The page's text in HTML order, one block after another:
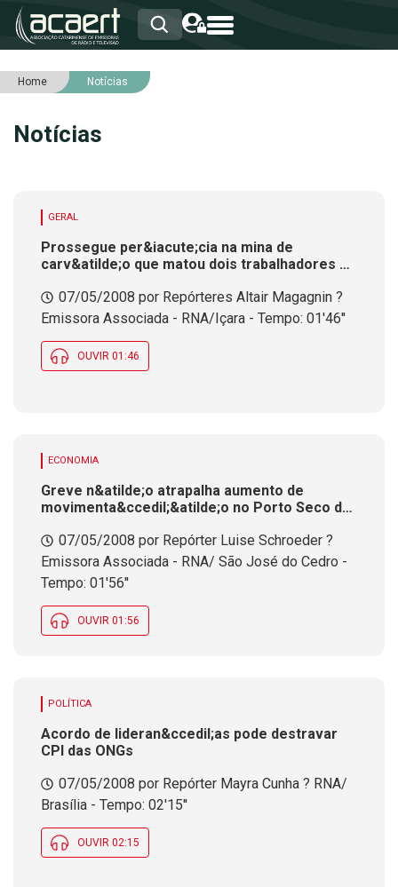
HOME
ASSOCIADOS
SERVIÇOS
Home Notícias
Notícias
GERAL
Prossegue per&iacute;cia na mina de
carv&atilde;o que matou dois trabalhadores no
ter&ccedil;a-feira
07/05/2008 por Repórteres Altair Magagnin ?
Emissora Associada - RNA/Içara - Tempo: 01'46''
OUVIR 01:46
ECONOMIA
Greve n&atilde;o atrapalha aumento de
movimenta&ccedil;&atilde;o no Porto Seco de
07/05/2008 por Repórter Luise Schroeder ?
Emissora Associada - RNA/ São José do Cedro -
Tempo: 01'56''
OUVIR 01:56
POLÍTICA
Acordo de lideran&ccedil;as pode destravar
CPI das ONGs
07/05/2008 por Repórter Mayra Cunha ? RNA/
Brasília - Tempo: 02'15''
OUVIR 02:15